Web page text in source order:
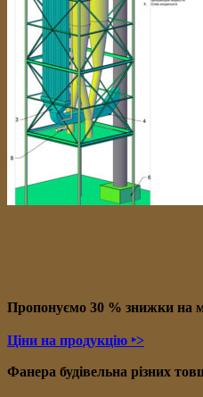
Пропонуємо 30 % знижки на
Ціни на продукцію ‣>
Фанера будівельна різних